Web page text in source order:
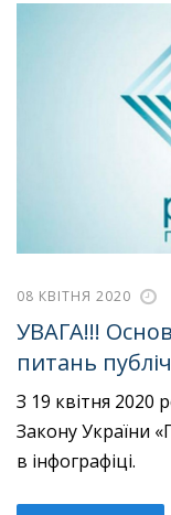
08 КВІТНЯ 2020
УВАГА!!!
питань
З 19 квітня 2020
Закону України
в інфографіці.